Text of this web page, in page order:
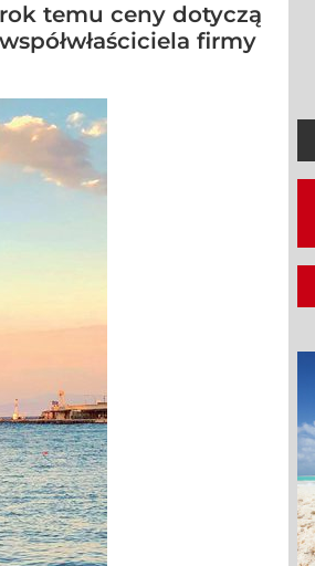
temu ceny dotyczą
firmy